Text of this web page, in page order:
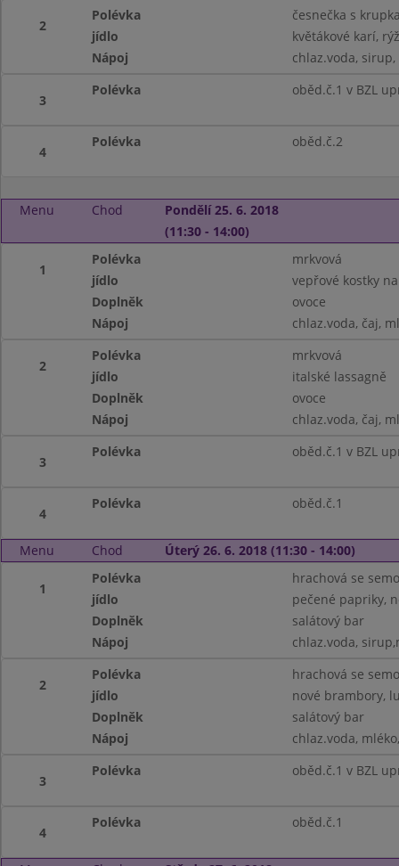
2
Polévka
česnečka s
jídlo
květákové karí,
Nápoj
chlaz.voda, sirup,
3
Polévka oběd.č.1 v BZL
4
Polévka oběd.č.2
Menu Chod
Pondělí 25. 6. 2018
(11:30 - 14:00)
1
Polévka
mrkvová
jídlo
vepřové kostky
Doplněk
ovoce
Nápoj
chlaz.voda, čaj,
2
Polévka
mrkvová
jídlo
italské lassagně
Doplněk
ovoce
Nápoj
chlaz.voda, čaj,
3
Polévka oběd.č.1 v BZL
4
Polévka oběd.č.1
Menu Chod Úterý 26. 6. 2018 (11:30 - 14:00)
1
Polévka
hrachová se
jídlo
pečené papriky,
Doplněk
salátový bar
Nápoj
chlaz.voda,
2
Polévka
hrachová se
jídlo
nové brambory,
Doplněk
salátový bar
Nápoj
chlaz.voda,
3
Polévka oběd.č.1 v BZL
4
Polévka oběd.č.1